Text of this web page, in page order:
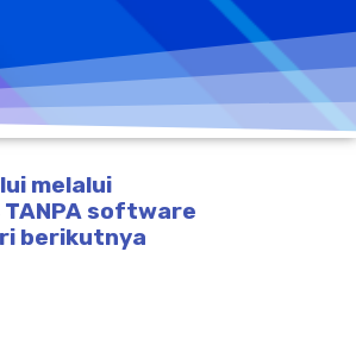
melalui
TANPA software
berikutnya